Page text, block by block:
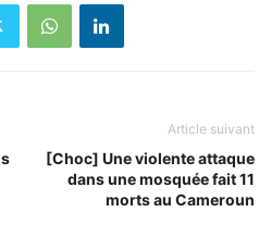
Article suivant
[Choc] Une violente attaque
dans une mosquée fait 11
morts au Cameroun